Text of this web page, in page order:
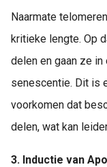
Naarmate
kritieke lengte. Op
delen en gaan ze
senescentie. Dit is
voorkomen dat
delen, wat kan
3. Inductie van